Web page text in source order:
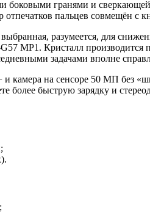
гранями и
отпечатков пальцев совмещён
разумеется, для
MP1. Кристалл
задачами вполне
камера на сенсоре 50 МП без
более быструю зарядку и